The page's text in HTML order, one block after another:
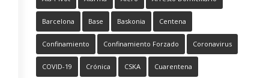
Barcelona Base Baskonia Centena
Confinamiento Confinamiento Forzado Coronavirus
COVID-19 Crónica CSKA Cuarentena